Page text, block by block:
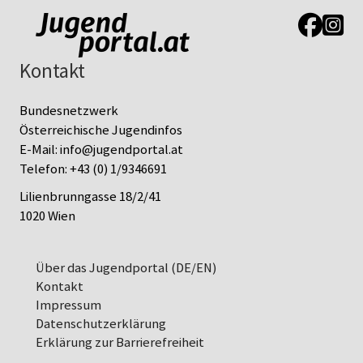
Link zur
Link
Kontakt
Bundesnetzwerk
Österreichische Jugendinfos
E-Mail:info@jugendportal.at
Telefon:+43 (0) 1/9346691
Lilienbrunngasse 18/2/41
1020 Wien
Über das Jugendportal (DE/EN)
Kontakt
Impressum
Datenschutz­erklärung
Erklärung zur Barrierefreiheit